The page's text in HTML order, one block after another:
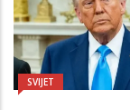
SVIJET